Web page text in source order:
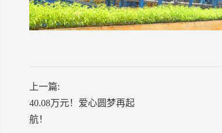
上一篇:
40.08万元！爱心圆梦再起
航！